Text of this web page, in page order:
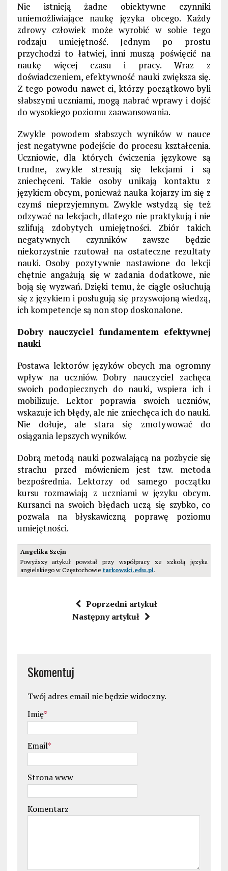
Nie istnieją żadne obiektywne czynniki
uniemożliwiające naukę języka obcego. Każdy
zdrowy człowiek może wyrobić w sobie tego
rodzaju umiejętność. Jednym po prostu
przychodzi to łatwiej, inni muszą poświęcić na
naukę więcej czasu i pracy. Wraz z
doświadczeniem, efektywność nauki zwiększa się.
Z tego powodu nawet ci, którzy początkowo byli
słabszymi uczniami, mogą nabrać wprawy i dojść
do wysokiego poziomu zaawansowania.
Zwykle powodem słabszych wyników w nauce
jest negatywne podejście do procesu kształcenia.
Uczniowie, dla których ćwiczenia językowe są
trudne, zwykle stresują się lekcjami i są
zniechęceni. Takie osoby unikają kontaktu z
językiem obcym, ponieważ nauka kojarzy im się z
czymś nieprzyjemnym. Zwykle wstydzą się też
odzywać na lekcjach, dlatego nie praktykują i nie
szlifują zdobytych umiejętności. Zbiór takich
negatywnych czynników zawsze będzie
niekorzystnie rzutował na ostateczne rezultaty
nauki. Osoby pozytywnie nastawione do lekcji
chętnie angażują się w zadania dodatkowe, nie
boją się wyzwań. Dzięki temu, że ciągle osłuchują
się z językiem i posługują się przyswojoną wiedzą,
ich kompetencje są non stop doskonalone.
Dobry nauczyciel fundamentem efektywnej
nauki
Postawa lektorów języków obcych ma ogromny
wpływ na uczniów. Dobry nauczyciel zachęca
swoich podopiecznych do nauki, wspiera ich i
mobilizuje. Lektor poprawia swoich uczniów,
wskazuje ich błędy, ale nie zniechęca ich do nauki.
Nie dołuje, ale stara się zmotywować do
osiągania lepszych wyników.
Dobrą metodą nauki pozwalającą na pozbycie się
strachu przed mówieniem jest tzw. metoda
bezpośrednia. Lektorzy od samego początku
kursu rozmawiają z uczniami w języku obcym.
Kursanci na swoich błędach uczą się szybko, co
pozwala na błyskawiczną poprawę poziomu
umiejętności.
Angelika Szejn
Powyższy artykuł powstał przy współpracy ze szkołą języka
angielskiego w Częstochowie tarkowski.edu.pl.
Poprzedni artykuł
Następny artykuł
Skomentuj
Twój adres email nie będzie widoczny.
Imię*
Email*
Strona www
Komentarz